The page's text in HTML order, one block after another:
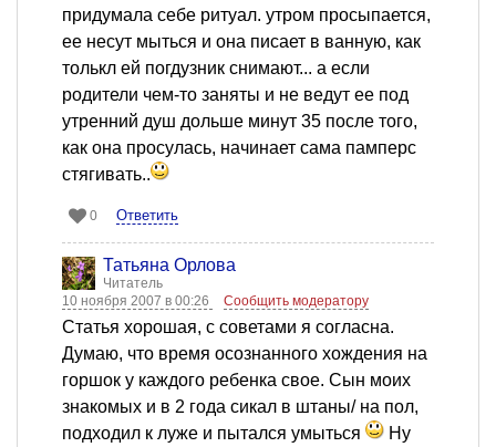
придумала себе ритуал. утром просыпается,
ее несут мыться и она писает в ванную, как
толькл ей погдузник снимают... а если
родители чем-то заняты и не ведут ее под
утренний душ дольше минут 35 после того,
как она просулась, начинает сама памперс
стягивать..
0 Ответить
Татьяна Орлова
Читатель
10 ноября 2007 в 00:26
Сообщить модератору
Статья хорошая, с советами я согласна.
Думаю, что время осознанного хождения на
горшок у каждого ребенка свое. Сын моих
знакомых и в 2 года сикал в штаны/ на пол,
подходил к луже и пытался умыться
Ну